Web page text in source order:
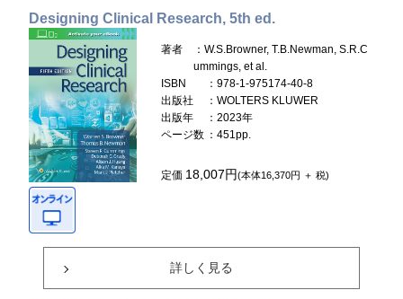
Designing Clinical Research, 5th ed.
著者
：W.S.Browner, T.B.Newman, S.R.C
ummings, et al.
ISBN
：978-1-975174-40-8
出版社
：WOLTERS KLUWER
出版年
：2023年
ページ数 ：451pp.
定価 18,007円(本体16,370円 ＋ 税)
詳しく見る